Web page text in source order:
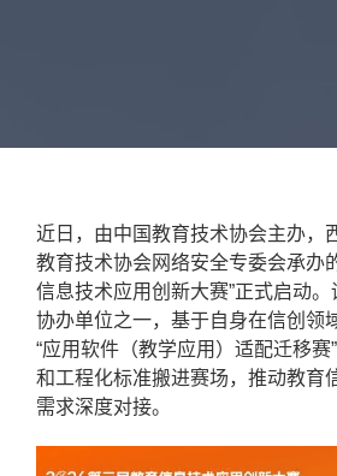
近日，由中国教育技术协会主办，
教育技术协会网络安全专委会承办
信息技术应用创新大赛”正式启动
协办单位之一，基于自身在信创领
“应用软件（教学应用）适配迁移赛
和工程化标准搬进赛场，推动教育
需求深度对接。